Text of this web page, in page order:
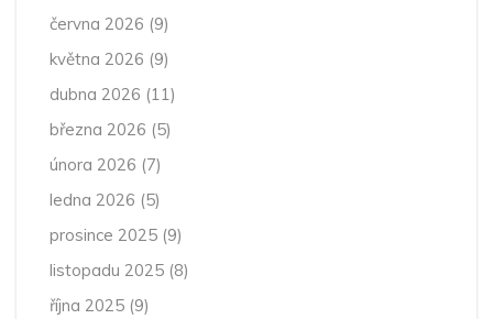
června 2026 (9)
května 2026 (9)
dubna 2026 (11)
března 2026 (5)
února 2026 (7)
ledna 2026 (5)
prosince 2025 (9)
listopadu 2025 (8)
října 2025 (9)